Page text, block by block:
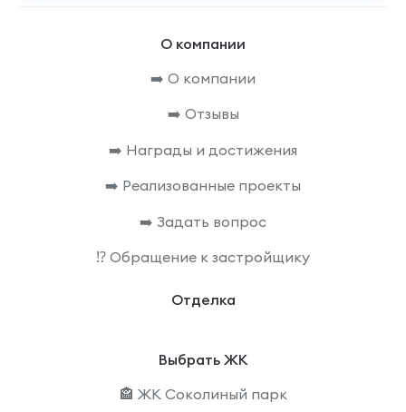
О компании
➡️ О компании
➡️ Отзывы
➡️ Награды и достижения
➡️ Реализованные проекты
➡️ Задать вопрос
⁉️ Обращение к застройщику
Отделка
Выбрать ЖК
🏤 ЖК Соколиный парк